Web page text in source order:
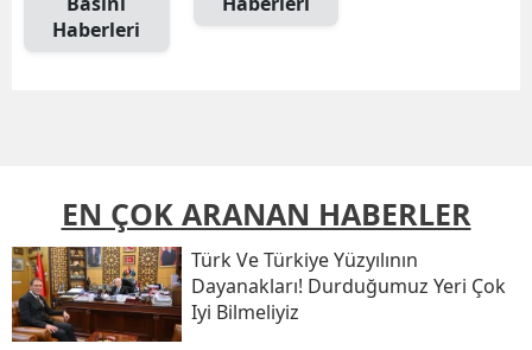
Haberleri
EN ÇOK ARANAN HABERLER
Türk Ve Türkiye Yüzyılının
Dayanakları! Durduğumuz Yeri Çok
Iyi Bilmeliyiz